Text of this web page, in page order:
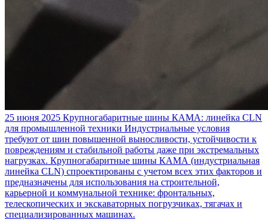
25 июня 2025 Крупногабаритные шины КАМА: линейка CLN
для промышленной техники Индустриальные условия
требуют от шин повышенной выносливости, устойчивости к
повреждениям и стабильной работы даже при экстремальных
нагрузках. Крупногабаритные шины КАМА (индустриальная
линейка CLN) спроектированы с учетом всех этих факторов и
предназначены для использования на строительной,
карьерной и коммунальной технике: фронтальных,
телескопических и экскаваторных погрузчиках, тягачах и
специализированных машинах.